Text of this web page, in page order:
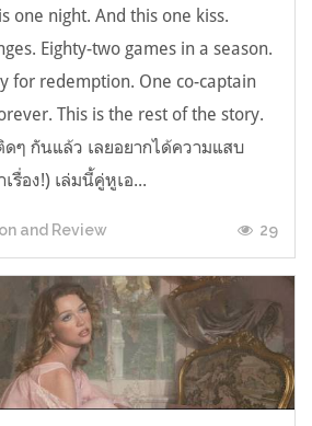
one night. And this one kiss.
Eighty-two games in a season.
for redemption. One co-captain
This is the rest of the story.
ๆ กันแล้ว เลยอยากได้ความแสบ
รื่อง!) เล่มนี้คู่หูเอ...
and Review 29